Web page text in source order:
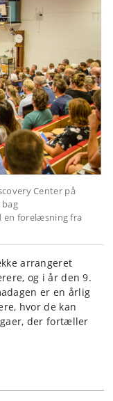
Center på
en forelæsning fra
arrangeret
og i år den 9.
er en årlig
hvor de kan
der fortæller